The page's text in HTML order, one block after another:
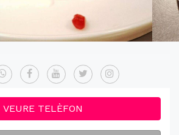
VEURE TELÈFON